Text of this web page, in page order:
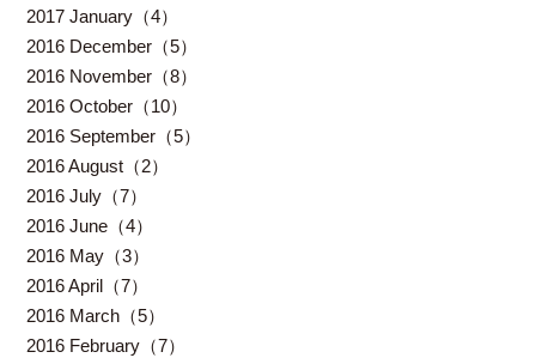
2017 January（4）
2016 December（5）
2016 November（8）
2016 October（10）
2016 September（5）
2016 August（2）
2016 July（7）
2016 June（4）
2016 May（3）
2016 April（7）
2016 March（5）
2016 February（7）